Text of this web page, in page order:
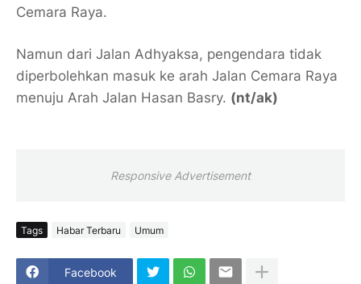
Cemara Raya.
Namun dari Jalan Adhyaksa, pengendara tidak
diperbolehkan masuk ke arah Jalan Cemara Raya
menuju Arah Jalan Hasan Basry. (nt/ak)
Responsive Advertisement
Tags Habar Terbaru Umum
Facebook